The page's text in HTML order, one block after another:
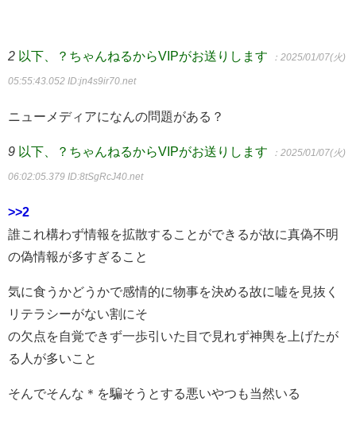
2 以下、？ちゃんねるからVIPがお送りします ：2025/01/07(火)
05:55:43.052 ID:jn4s9ir70.net
ニューメディアになんの問題がある？
9 以下、？ちゃんねるからVIPがお送りします ：2025/01/07(火)
06:02:05.379 ID:8tSgRcJ40.net
>>2
誰これ構わず情報を拡散することができるが故に真偽不明
の偽情報が多すぎること
気に食うかどうかで感情的に物事を決める故に嘘を見抜く
リテラシーがない割にそ
の欠点を自覚できず一歩引いた目で見れず神輿を上げたが
る人が多いこと
そんでそんな＊を騙そうとする悪いやつも当然いる